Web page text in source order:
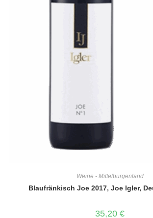
Weine - Mittelburgenland
Blaufränkisch Joe 2017, Joe Igler,
35,20 €